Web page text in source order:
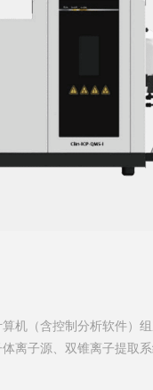
机（含控制分析软件）
离子源、双锥离子提取系